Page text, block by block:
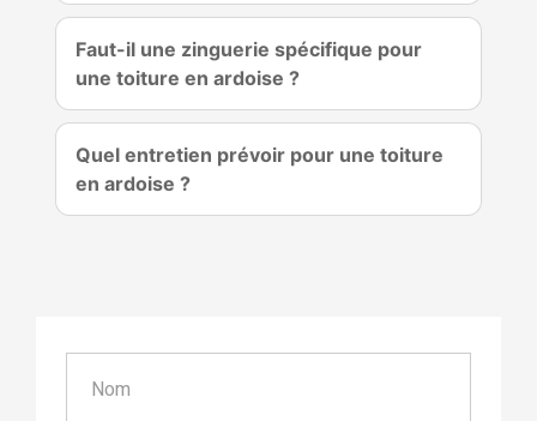
Faut-il une zinguerie spécifique pour
une toiture en ardoise ?
Quel entretien prévoir pour une toiture
en ardoise ?